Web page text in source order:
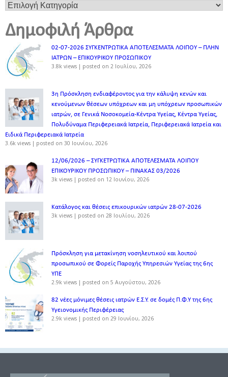
Δημοφιλή Άρθρα
02-07-2026 ΣΥΓΚΕΝΤΡΩΤΙΚΑ ΑΠΟΤΕΛΕΣΜΑΤΑ ΛΟΙΠΟΥ – ΠΛΗΝ
ΙΑΤΡΩΝ – ΕΠΙΚΟΥΡΙΚΟΥ ΠΡΟΣΩΠΙΚOY
3.8k views | posted on 2 Ιουλίου, 2026
3η Πρόσκληση ενδιαφέροντος για την κάλυψη κενών και
κενούμενων θέσεων υπόχρεων και μη υπόχρεων προσωπικών
ιατρών, σε Γενικά Νοσοκομεία-Κέντρα Υγείας, Κέντρα Υγείας,
Πολυδύναμα Περιφερειακά Ιατρεία, Περιφερειακά Ιατρεία και
Ειδικά Περιφερειακά Ιατρεία
3.6k views | posted on 30 Ιουνίου, 2026
12/06/2026 – ΣΥΓΚΕΤΡΩΤΙΚΑ ΑΠΟΤΕΛΕΣΜΑΤΑ ΛΟΙΠΟΥ
ΕΠΙΚΟΥΡΙΚΟΥ ΠΡΟΣΩΠΙΚΟΥ – ΠΙΝΑΚΑΣ 03/2026
3k views | posted on 12 Ιουνίου, 2026
Κατάλογος και θέσεις επικουρικών ιατρών 28-07-2026
3k views | posted on 28 Ιουλίου, 2026
Πρόσκληση για μετακίνηση νοσηλευτικού και λοιπού
προσωπικού σε Φορείς Παροχής Υπηρεσιών Υγείας της 6ης
ΥΠΕ
2.9k views | posted on 5 Αυγούστου, 2026
82 νέες μόνιμες θέσεις ιατρών Ε.Σ.Υ. σε δομές Π.Φ.Υ της 6ης
Υγειονομικής Περιφέρειας
2.9k views | posted on 29 Ιουνίου, 2026